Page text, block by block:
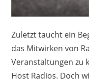
Zuletzt taucht ein
das Mitwirken von
Veranstaltungen zu
Host Radios. Doch